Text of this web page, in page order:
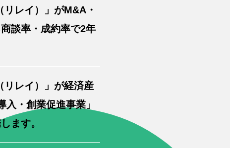
レイ）」がM&A・
談率・成約率で2年
レイ）」が経済産
・創業促進事業」
ます。